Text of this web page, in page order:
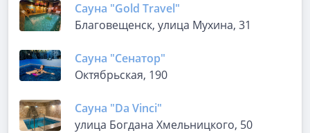
Сауна "Gold Travel"
Благовещенск, улица Мухина, 31
Сауна "Сенатор"
Октябрьская, 190
Сауна "Da Vinci"
улица Богдана Хмельницкого, 50